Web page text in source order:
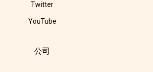
Twitter
YouTube
公司